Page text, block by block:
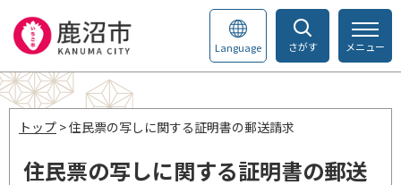
さがす
Language メニュー
トップ > 住民票の写しに関する証明書の郵送請求
住民票の写しに関する証明書の郵送